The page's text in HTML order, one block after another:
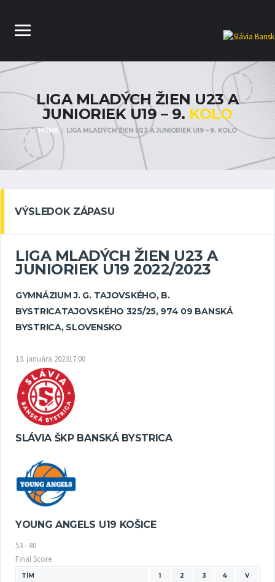
LIGA MLADÝCH ŽIEN U23 A
JUNIORIEK U19 – 9. KOLO
HOME LIGA MLADÝCH ŽIEN U23 A JUNIORIEK U19 – 9. KOLO
VÝSLEDOK ZÁPASU
LIGA MLADÝCH ŽIEN U23 A
JUNIORIEK U19 2022/2023
GYMNÁZIUM J. G. TAJOVSKÉHO, B.
BYSTRICATAJOVSKÉHO 325/25, 974 09 BANSKÁ
BYSTRICA, SLOVENSKO
13. januára 202317:00
SLÁVIA ŠKP BANSKÁ BYSTRICA
YOUNG ANGELS U19 KOŠICE
53- 80
Final Score
TÍM 1 2 3 4 V